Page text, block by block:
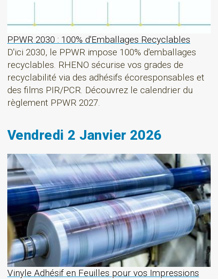
PPWR 2030 : 100% d'Emballages Recyclables
D'ici 2030, le PPWR impose 100% d'emballages
recyclables. RHENO sécurise vos grades de
recyclabilité via des adhésifs écoresponsables et
des films PIR/PCR. Découvrez le calendrier du
règlement PPWR 2027.
Vendredi 2 Janvier 2026
Vinyle Adhésif en Feuilles pour vos Impressions